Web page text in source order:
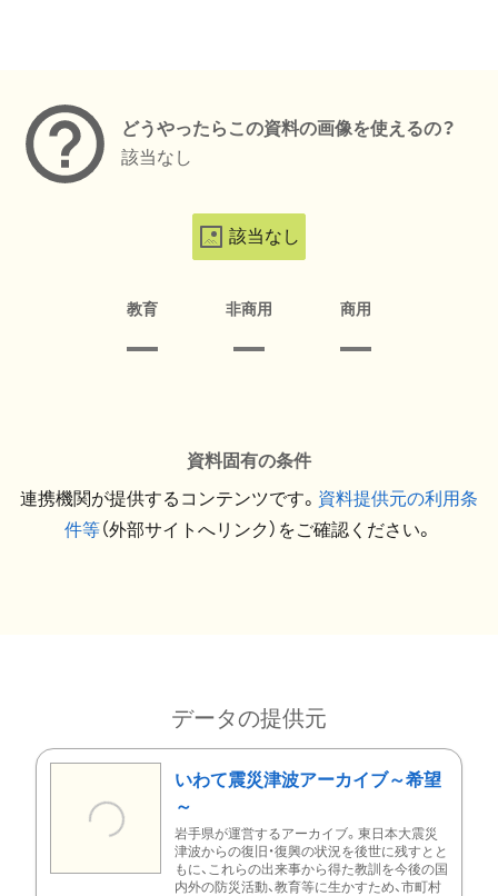
どうやったらこの資料の画像を使えるの？
該当なし
該当なし
教育 非商用 商用
資料固有の条件
連携機関が提供するコンテンツです。 資料提供元の利用条
件等（外部サイトへリンク）をご確認ください。
データの提供元
いわて震災津波アーカイブ～希望
～
岩手県が運営するアーカイブ。東日本大震災
津波からの復旧・復興の状況を後世に残すとと
もに、これらの出来事から得た教訓を今後の国
内外の防災活動、教育等に生かすため、市町村